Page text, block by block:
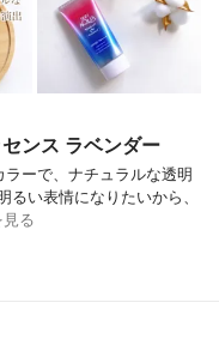
ンス ラベンダー
ーで、ナチュラルな透明
い表情になりたいから、
る